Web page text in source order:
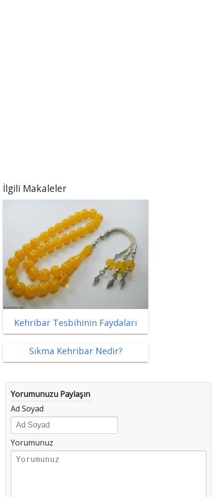
İlgili Makaleler
Kehribar Tesbihinin Faydaları
Sıkma Kehribar Nedir?
Yorumunuzu Paylaşın
Ad Soyad
Yorumunuz